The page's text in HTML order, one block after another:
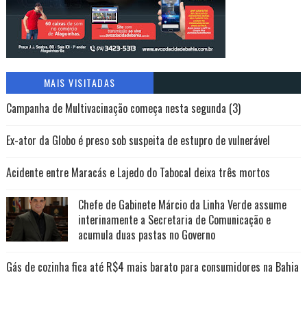
MAIS VISITADAS
Campanha de Multivacinação começa nesta segunda (3)
Ex-ator da Globo é preso sob suspeita de estupro de vulnerável
Acidente entre Maracás e Lajedo do Tabocal deixa três mortos
Chefe de Gabinete Márcio da Linha Verde assume
interinamente a Secretaria de Comunicação e
acumula duas pastas no Governo
Gás de cozinha fica até R$4 mais barato para consumidores na Bahia